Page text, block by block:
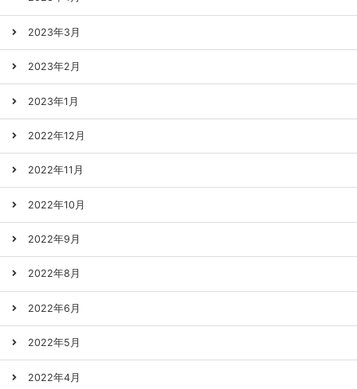
2023年3月
2023年2月
2023年1月
2022年12月
2022年11月
2022年10月
2022年9月
2022年8月
2022年6月
2022年5月
2022年4月